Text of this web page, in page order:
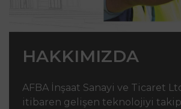
HAKKIMIZDA
AFBA İnşaat Sanayi ve Ticaret
itibaren gelişen teknolojiyi takip